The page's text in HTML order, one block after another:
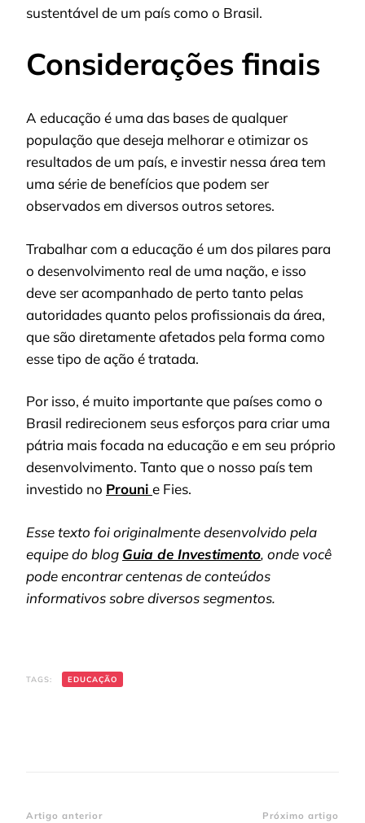
sustentável de um país como o Brasil.
Considerações finais
A educação é uma das bases de qualquer
população que deseja melhorar e otimizar os
resultados de um país, e investir nessa área tem
uma série de benefícios que podem ser
observados em diversos outros setores.
Trabalhar com a educação é um dos pilares para
o desenvolvimento real de uma nação, e isso
deve ser acompanhado de perto tanto pelas
autoridades quanto pelos profissionais da área,
que são diretamente afetados pela forma como
esse tipo de ação é tratada.
Por isso, é muito importante que países como o
Brasil redirecionem seus esforços para criar uma
pátria mais focada na educação e em seu próprio
desenvolvimento. Tanto que o nosso país tem
investido no Prouni e Fies.
Esse texto foi originalmente desenvolvido pela
equipe do blog Guia de Investimento, onde você
pode encontrar centenas de conteúdos
informativos sobre diversos segmentos.
TAGS: EDUCAÇÃO
Artigo anterior Próximo artigo